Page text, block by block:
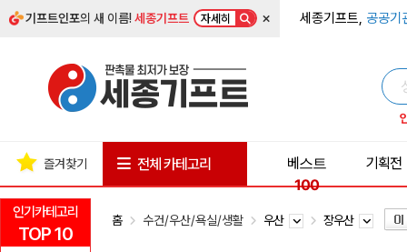
기프트인포의 새 이름!세종기프트 자세히 × 세종기프트, 공공기
인기카테고리
TOP 10
즐겨찾기 전체 카테고리
베스트
100
기획전
홈 수건/우산/욕실/생활 우산 장우산